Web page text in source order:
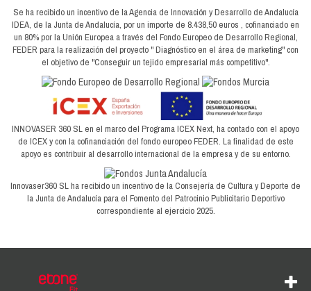
Se ha recibido un incentivo de la Agencia de Innovación y Desarrollo de Andalucía
IDEA, de la Junta de Andalucía, por un importe de 8.438,50 euros , cofinanciado en
un 80% por la Unión Europea a través del Fondo Europeo de Desarrollo Regional,
FEDER para la realización del proyecto " Diagnóstico en el área de marketing" con
el objetivo de "Conseguir un tejido empresarial más competitivo".
INNOVASER 360 SL en el marco del Programa ICEX Next, ha contado con el apoyo
de ICEX y con la cofinanciación del fondo europeo FEDER. La finalidad de este
apoyo es contribuir al desarrollo internacional de la empresa y de su entorno.
Innovaser360 SL ha recibido un incentivo de la Consejería de Cultura y Deporte de
la Junta de Andalucía para el Fomento del Patrocinio Publicitario Deportivo
correspondiente al ejercicio 2025.